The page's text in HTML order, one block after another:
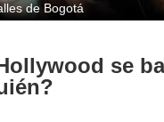
de Bogotá
se